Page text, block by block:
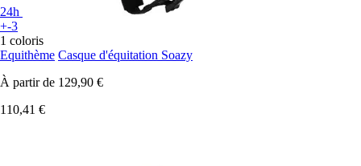
24h
+-3
1 coloris
Equithème Casque d'équitation Soazy
À partir de 129,90 €
110,41 €